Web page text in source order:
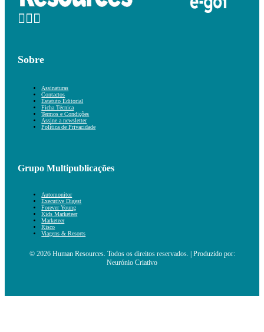
Sobre
Assinaturas
Contactos
Estatuto Editorial
Ficha Técnica
Termos e Condições
Assine a newsletter
Política de Privacidade
Grupo Multipublicações
Automonitor
Executive Digest
Forever Young
Kids Marketeer
Marketeer
Risco
Viagens & Resorts
© 2026 Human Resources. Todos os direitos reservados. | Produzido por:
Neurónio Criativo